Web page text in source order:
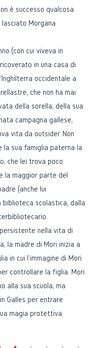
è successo qualcosa
Morgana
(con cui viveva in
in una casa di
occidentale a
che non ha mai
della sorella, della sua
campagna gallese,
vita da outsider. Non
la sua famiglia paterna la
che lei trova poco
la maggior parte del
(anche lui
biblioteca scolastica, dalla
nella vita di
la madre di Mori inizia a
in cui l'immagine di Mori
controllare la figlia. Mori
alla sua scuola, ma
Galles per entrare
magia protettiva.